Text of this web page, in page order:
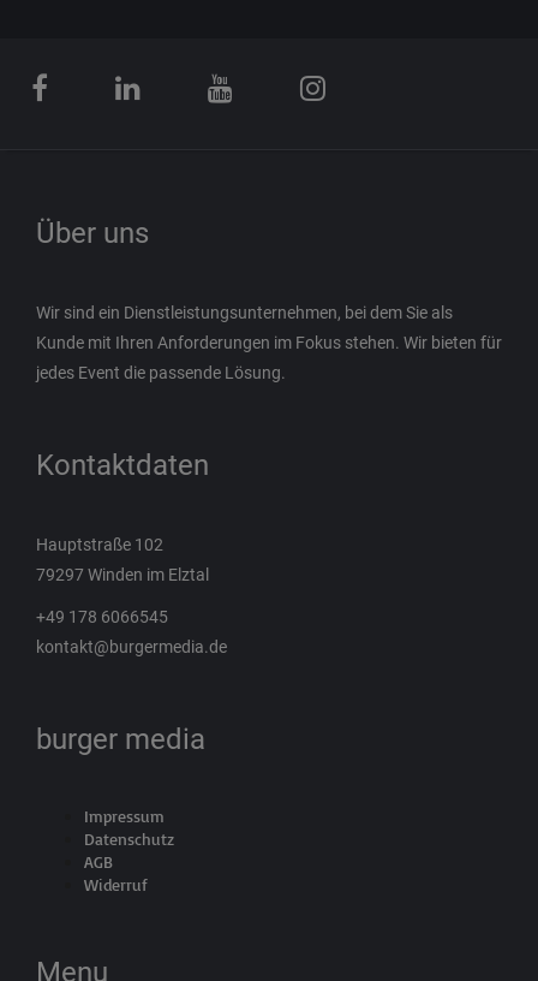
Über uns
Wir sind ein Dienstleistungsunternehmen, bei dem Sie als
Kunde mit Ihren Anforderungen im Fokus stehen. Wir bieten für
jedes Event die passende Lösung.
Kontaktdaten
Hauptstraße 102
79297 Winden im Elztal
+49 178 6066545
kontakt@burgermedia.de
burger media
Impressum
Datenschutz
AGB
Widerruf
Menu